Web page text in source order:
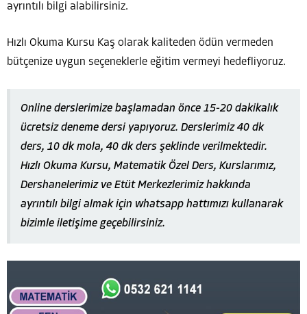
ayrıntılı bilgi alabilirsiniz.
Hızlı Okuma Kursu Kaş olarak kaliteden ödün vermeden
bütçenize uygun seçeneklerle eğitim vermeyi hedefliyoruz.
Online derslerimize başlamadan önce 15-20 dakikalık
ücretsiz deneme dersi yapıyoruz. Derslerimiz 40 dk
ders, 10 dk mola, 40 dk ders şeklinde verilmektedir.
Hızlı Okuma Kursu, Matematik Özel Ders, Kurslarımız,
Dershanelerimiz ve Etüt Merkezlerimiz hakkında
ayrıntılı bilgi almak için whatsapp hattımızı kullanarak
bizimle iletişime geçebilirsiniz.